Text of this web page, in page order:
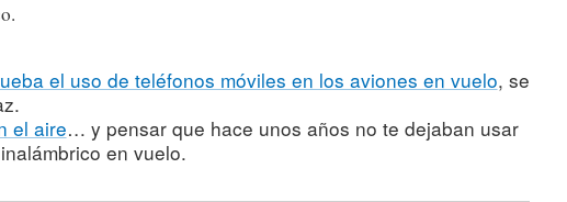
el uso de teléfonos móviles en los aviones en vuelo, se
el aire… y pensar que hace unos años no te dejaban usar
en vuelo.